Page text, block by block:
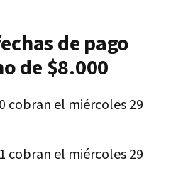
de pago
de $8.000
cobran el miércoles 29
cobran el miércoles 29